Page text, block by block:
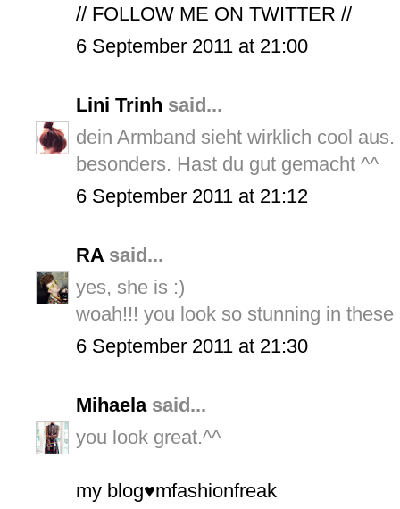
// FOLLOW ME ON TWITTER //
6 September 2011 at 21:00
Lini Trinh said...
dein Armband sieht wirklich cool
besonders. Hast du gut gemacht ^^
6 September 2011 at 21:12
RAsaid...
yes, she is :)
woah!!! you look so stunning in
6 September 2011 at 21:30
Mihaelasaid...
you look great.^^
my blog♥mfashionfreak